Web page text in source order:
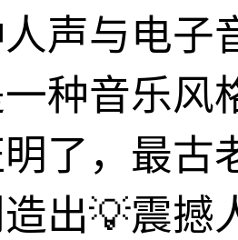
声与电子
种音乐风
了，最古
出💡震撼